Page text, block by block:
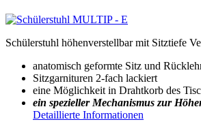
Schülerstuhl höhenverstellbar mit Sitztiefe
anatomisch geformte Sitz und
Sitzgarnituren 2-fach lackiert
eine Möglichkeit in Drahtkorb des
ein spezieller Mechanismus zur
Detaillierte Informationen